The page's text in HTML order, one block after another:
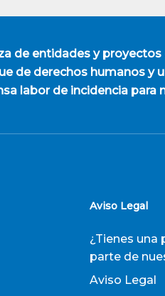
de entidades y proyectos
de derechos humanos y
labor de incidencia
Aviso Legal
¿Tienes una
parte de
Aviso Legal